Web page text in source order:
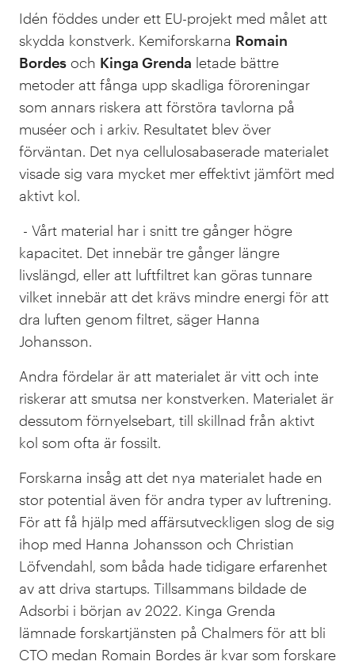
Idén föddes under ett EU-projekt med målet att
skydda konstverk. Kemiforskarna Romain
Bordes och Kinga Grenda letade bättre
metoder att fånga upp skadliga föroreningar
som annars riskera att förstöra tavlorna på
muséer och i arkiv. Resultatet blev över
förväntan. Det nya cellulosabaserade materialet
visade sig vara mycket mer effektivt jämfört med
aktivt kol.
- Vårt material har i snitt tre gånger högre
kapacitet. Det innebär tre gånger längre
livslängd, eller att luftfiltret kan göras tunnare
vilket innebär att det krävs mindre energi för att
dra luften genom filtret, säger Hanna
Johansson.
Andra fördelar är att materialet är vitt och inte
riskerar att smutsa ner konstverken. Materialet är
dessutom förnyelsebart, till skillnad från aktivt
kol som ofta är fossilt.
Forskarna insåg att det nya materialet hade en
stor potential även för andra typer av luftrening.
För att få hjälp med affärsutveckligen slog de sig
ihop med Hanna Johansson och Christian
Löfvendahl, som båda hade tidigare erfarenhet
av att driva startups. Tillsammans bildade de
Adsorbi i början av 2022. Kinga Grenda
lämnade forskartjänsten på Chalmers för att bli
CTO medan Romain Bordes är kvar som forskare